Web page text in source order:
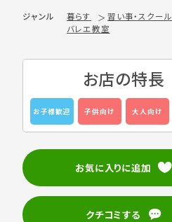
ジャンル 暮らす 習い事・スクール
バレエ教室
お店の特長
お子様歓迎 子供向け 大人向け
お気に入りに追加
クチコミする